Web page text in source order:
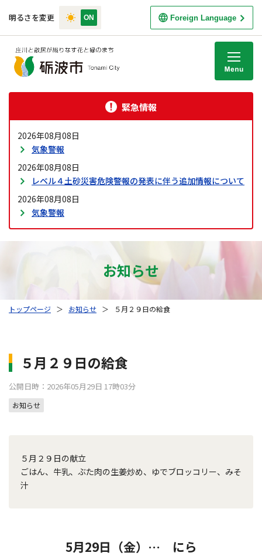
明るさを変更 Foreign Language
緊急情報
2026年08月08日
気象警報
2026年08月08日
レベル４土砂災害危険警報の発表に伴う追加情報について
2026年08月08日
気象警報
お知らせ
トップページ ＞ お知らせ ＞ ５月２９日の給食
５月２９日の給食
公開日時：2026年05月29日 17時03分
お知らせ
５月２９日の献立
ごはん、牛乳、ぶた肉の生姜炒め、ゆでブロッコリー、みそ
汁
5月29日（金）… にら